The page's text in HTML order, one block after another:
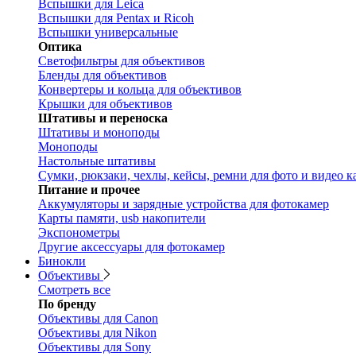
Вспышки для Leica
Вспышки для Pentax и Ricoh
Вспышки универсальные
Оптика
Светофильтры для объективов
Бленды для объективов
Конвертеры и кольца для объективов
Крышки для объективов
Штативы и переноска
Штативы и моноподы
Моноподы
Настольные штативы
Сумки, рюкзаки, чехлы, кейсы, ремни для фото и видео
Питание и прочее
Аккумуляторы и зарядные устройства для фотокамер
Карты памяти, usb накопители
Экспонометры
Другие аксессуары для фотокамер
Бинокли
Объективы
Смотреть все
По бренду
Объективы для Canon
Объективы для Nikon
Объективы для Sony